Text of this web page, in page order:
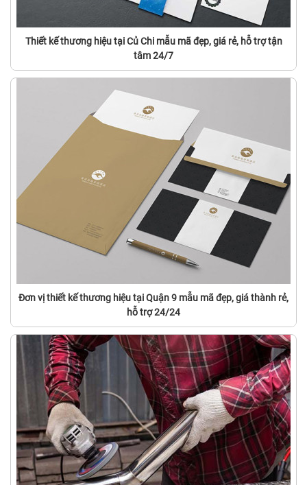
Thiết kế thương hiệu tại Củ Chi mẫu mã đẹp, giá rẻ, hỗ trợ tận
tâm 24/7
Đơn vị thiết kế thương hiệu tại Quận 9 mẫu mã đẹp, giá thành rẻ,
hỗ trợ 24/24